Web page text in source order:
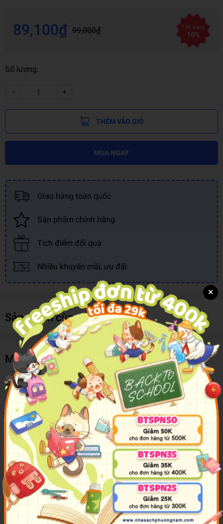
89,100₫ 99,000₫ Tiết kiệm
10%
Số lượng:
- +
THÊM VÀO GIỎ
MUA NGAY
Giao hàng toàn quốc
Sản phẩm chính hãng
Tích điểm đổi quà
Nhiều khuyến mãi, ưu đãi
Sản phẩm cùng loại
Mô tả sản phẩm
Quạt Sạc Cầm Tay YS1906A
Kiểu dáng nhỏ gọn, màu sắc tươi trẻ
Tính năng: làm mát, kết nối qua cổng USB, quạt được trang bị cục
pin Lion có thể sạc lại nhiều lần sau khi hết pin, rất thuận tiện.
Bạn chỉ cần sử dụng chiếc cáp đi kèm để kết nối quạt với các thiết
bị khác như máy tính, pin sạc dự phòng...là đã có thể nạp lại năng
lượng cho quạt và tiếp tục sử dụng.
×